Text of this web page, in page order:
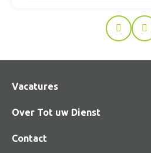
Prev
Vacatures
Over Tot uw Dienst
Contact